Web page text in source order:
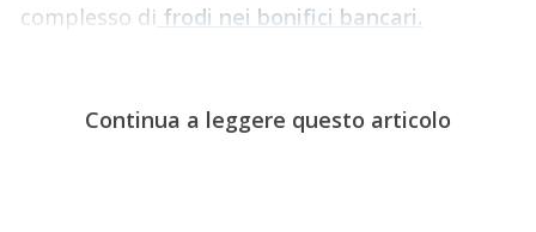
complesso di frodi nei bonifici bancari.
Continua a leggere questo articolo